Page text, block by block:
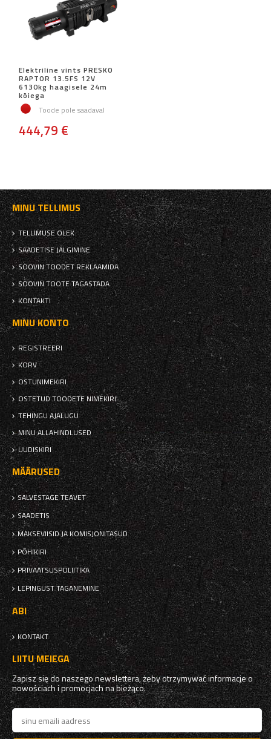
Elektriline vints PRESKO
RAPTOR 13.5FS 12V
6130kg haagisele 24m
köiega
Toode pole saadaval
444,79 €
MINU TELLIMUS
TELLIMUSE OLEK
SAADETISE JÄLGIMINE
SOOVIN TOODET REKLAAMIDA
SOOVIN TOOTE TAGASTADA
KONTAKTI
MINU KONTO
REGISTREERI
KORV
OSTUNIMEKIRI
OSTETUD TOODETE NIMEKIRI
TEHINGU AJALUGU
MINU ALLAHINDLUSED
UUDISKIRI
MÄÄRUSED
SALVESTAGE TEAVET
SAADETIS
MAKSEVIISID JA KOMISJONITASUD
PÕHIKIRI
PRIVAATSUSPOLIITIKA
LEPINGUST TAGANEMINE
ABI
KONTAKT
LIITU MEIEGA
Zapisz się do naszego newslettera, żeby otrzymywać informacje o
nowościach i promocjach na bieżąco.